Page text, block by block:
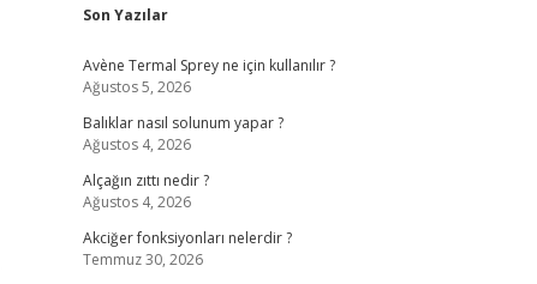
Sidebar
Son Yazılar
Avène Termal Sprey ne için kullanılır ?
Ağustos 5, 2026
Balıklar nasıl solunum yapar ?
Ağustos 4, 2026
Alçağın zıttı nedir ?
Ağustos 4, 2026
Akciğer fonksiyonları nelerdir ?
Temmuz 30, 2026